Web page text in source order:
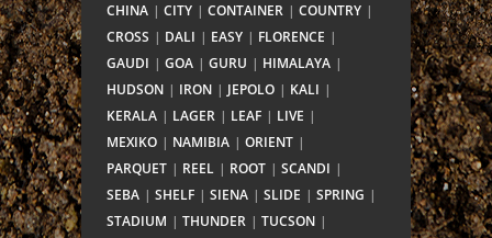
CHINA
CITY CONTAINER
COUNTRY
CROSS
DALI EASY
FLORENCE
GAUDI
GOA GURU
HIMALAYA
HUDSON
IRON JEPOLO
KALI
KERALA
LAGER LEAF
LIVE
MEXIKO
NAMIBIA
ORIENT
PARQUET
REEL ROOT
SCANDI
SEBA
SHELF SIENA SLIDE
SPRING
STADIUM
THUNDER
TUCSON